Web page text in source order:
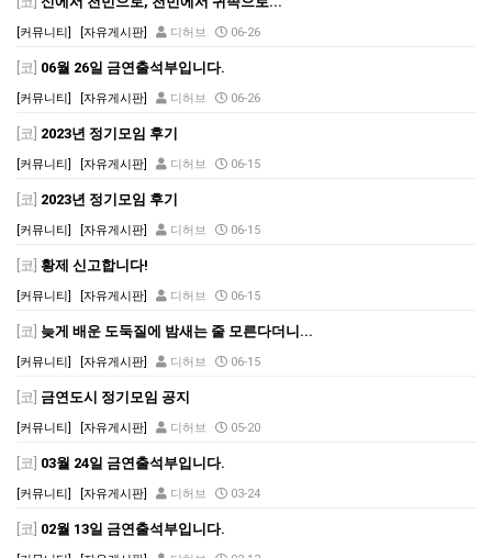
[커뮤니티] [자유게시판] 디허브 06-26
[코] 06월 26일 금연출석부입니다.
[커뮤니티] [자유게시판] 디허브 06-26
[코] 2023년 정기모임 후기
[커뮤니티] [자유게시판] 디허브 06-15
[코] 2023년 정기모임 후기
[커뮤니티] [자유게시판] 디허브 06-15
[코] 황제 신고합니다!
[커뮤니티] [자유게시판] 디허브 06-15
[코] 늦게 배운 도둑질에 밤새는 줄 모른다더니...
[커뮤니티] [자유게시판] 디허브 06-15
[코] 금연도시 정기모임 공지
[커뮤니티] [자유게시판] 디허브 05-20
[코] 03월 24일 금연출석부입니다.
[커뮤니티] [자유게시판] 디허브 03-24
[코] 02월 13일 금연출석부입니다.